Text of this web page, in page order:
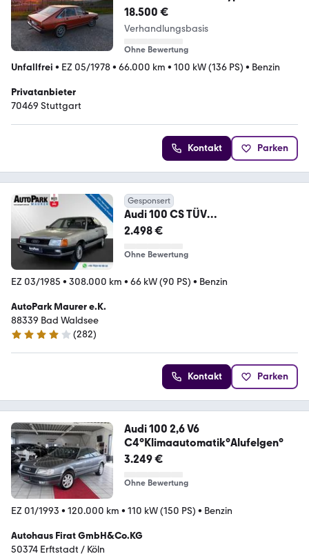
Sammlerzustand
18.500 €
Verhandlungsbasis
Ohne Bewertung
Unfallfrei • EZ 05/1978• 66.000 km • 100 kW (136 PS) • Benzin
Privatanbieter
70469 Stuttgart
Kontakt Parken
Gesponsert
Audi 100 CS TÜV
möglich*Alufelgen*SD
2.498 €
Ohne Bewertung
EZ 03/1985 • 308.000 km • 66 kW (90 PS) • Benzin
AutoPark Maurer e.K.
88339 Bad Waldsee
4 Sterne
(282)
Kontakt Parken
Audi 100 2,6 V6
C4°Klimaautomatik°Alufelgen°
3.249 €
Ohne Bewertung
EZ 01/1993 • 120.000 km • 110 kW (150 PS) • Benzin
Autohaus Firat GmbH&Co.KG
50374 Erftstadt / Köln